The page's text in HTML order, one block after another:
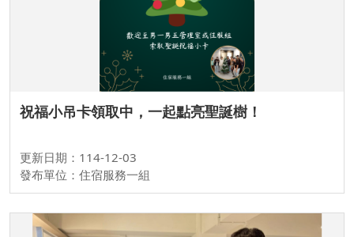
祝福小吊卡領取中，一起點亮聖誕樹！
更新日期：114-12-03
發布單位：住宿服務一組